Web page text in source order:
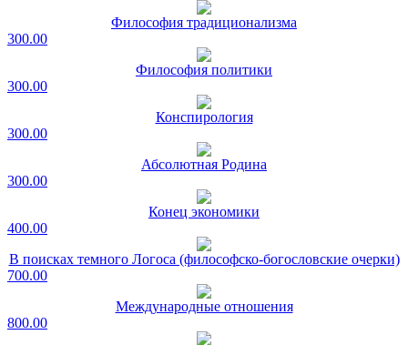
Философия традиционализма
300.00
Философия политики
300.00
Конспирология
300.00
Абсолютная Родина
300.00
Конец экономики
400.00
В поисках темного Логоса (философско-богословские очерки)
700.00
Международные отношения
800.00